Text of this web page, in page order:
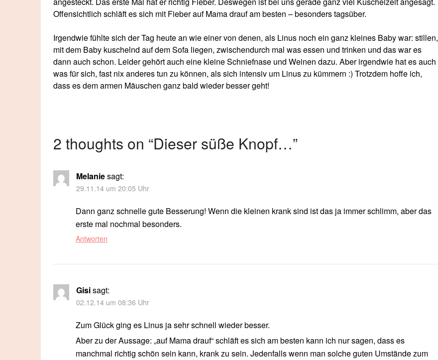
Offensichtlich schläft es sich mit Fieber auf Mama drauf am besten – besonders tagsüber.
Irgendwie fühlte sich der Tag heute an wie einer von denen, als Linus noch ein ganz kleines Baby war: stillen,
mit dem Baby kuschelnd auf dem Sofa liegen, zwischendurch mal was essen und trinken und das war es
dann auch schon. Leider gehört auch eine kleine Schniefnase und Weinen dazu. Aber irgendwie hat es auch
was für sich, fast nix anderes tun zu können, als sich intensiv um Linus zu kümmern :) Trotzdem hoffe ich,
dass es dem armen Mäuschen ganz bald wieder besser geht!
2 thoughts on “Dieser süße Knopf…”
Melaniesagt:
29.11.14 um 20:05 Uhr
Dann ganz schnelle gute Besserung! Wenn die kleinen krank sind ist das ja immer schlimm, aber das
erste mal nochmal besonders.
Antworten
Gisisagt:
02.12.14 um 08:36 Uhr
Zum Glück ging es Linus ja sehr schnell wieder besser.
Aber zu der Aussage: „auf Mama drauf“ schläft es sich am besten kann ich nur sagen, dass es
manchmal richtig schön sein kann, krank zu sein. Jedenfalls wenn man solche guten Umstände zum